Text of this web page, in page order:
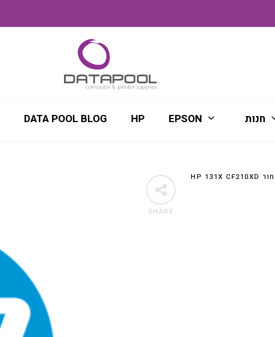
חנות EPSON
HP
DATA POOL BLOG
SHARE